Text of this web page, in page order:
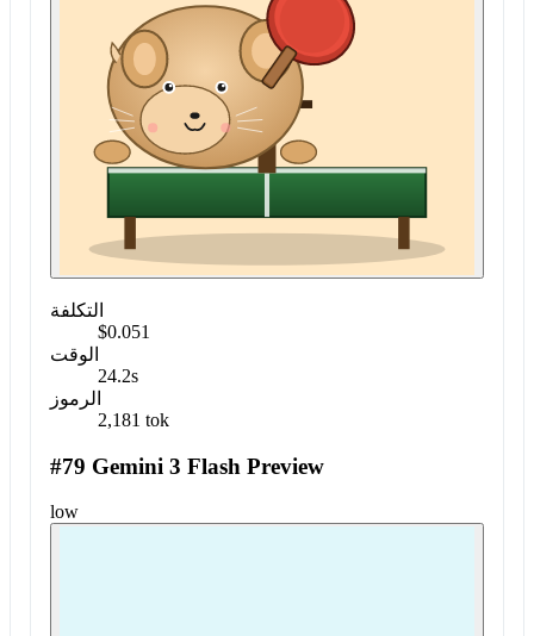
التكلفة
$0.051
الوقت
24.2s
الرموز
2,181 tok
#79 Gemini 3 Flash Preview
low